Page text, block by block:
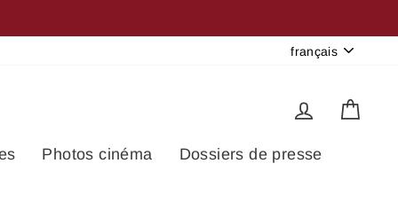
Langue
français
Se
Photos cinéma Dossiers de presse